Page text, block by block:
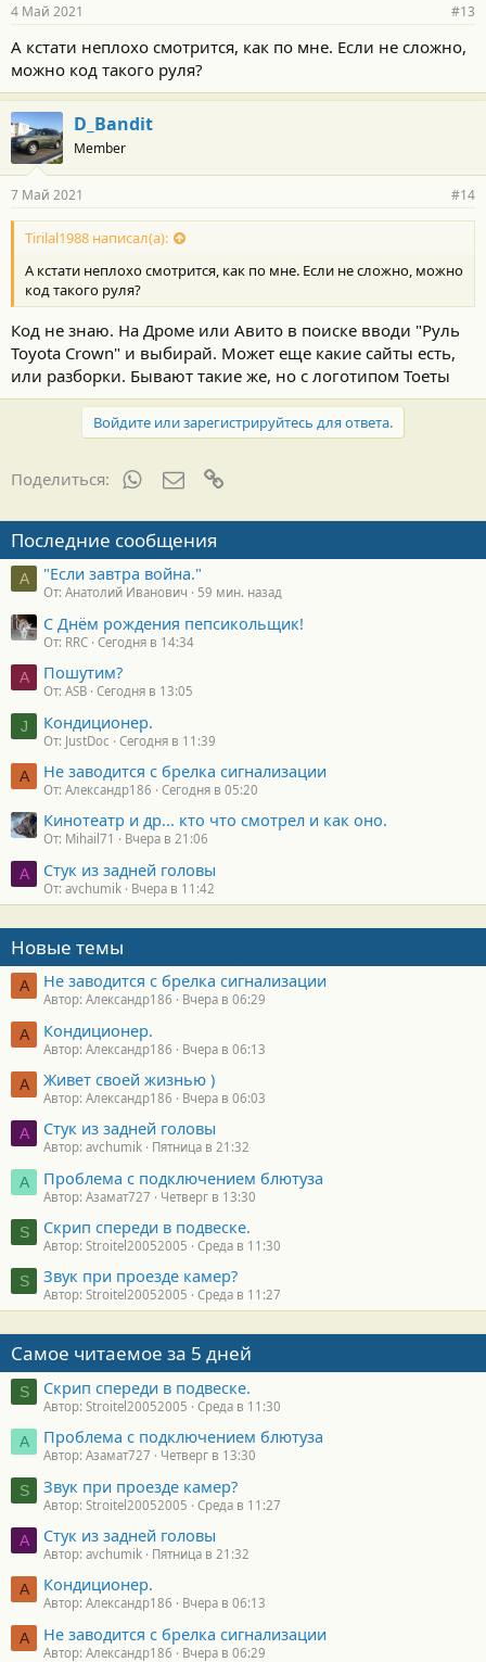
4 Май 2021 #13
А кстати неплохо смотрится, как по мне. Если не сложно,
можно код такого руля?
D_Bandit
Member
7 Май 2021 #14
Tirilal1988 написал(а):
А кстати неплохо смотрится, как по мне. Если не сложно, можно
код такого руля?
Код не знаю. На Дроме или Авито в поиске вводи "Руль
Toyota Crown" и выбирай. Может еще какие сайты есть,
или разборки. Бывают такие же, но с логотипом Тоеты
Войдите или зарегистрируйтесь для ответа.
Поделиться: WhatsAppЭлектронная почта
Последние сообщения
А "Если завтра война."
От: Анатолий Иванович 59 мин. назад
С Днём рождения пепсикольщик!
От: RRC Сегодня в 14:34
A Пошутим?
От: ASB Сегодня в 13:05
J Кондиционер.
От: JustDoc Сегодня в 11:39
А Не заводится с брелка сигнализации
От: Александр186 Сегодня в 05:20
Кинотеатр и др... кто что смотрел и как оно.
От: Mihail71 Вчера в 21:06
A Стук из задней головы
От: avchumik Вчера в 11:42
Новые темы
А Не заводится с брелка сигнализации
Автор: Александр186 Вчера в 06:29
А Кондиционер.
Автор: Александр186 Вчера в 06:13
А Живет своей жизнью )
Автор: Александр186 Вчера в 06:03
A Стук из задней головы
Автор: avchumik Пятница в 21:32
А Проблема с подключением блютуза
Автор: Азамат727 Четверг в 13:30
S Скрип спереди в подвеске.
Автор: Stroitel20052005 Среда в 11:30
S Звук при проезде камер?
Автор: Stroitel20052005 Среда в 11:27
Самое читаемое за 5 дней
S Скрип спереди в подвеске.
Автор: Stroitel20052005 Среда в 11:30
А Проблема с подключением блютуза
Автор: Азамат727 Четверг в 13:30
S Звук при проезде камер?
Автор: Stroitel20052005 Среда в 11:27
A Стук из задней головы
Автор: avchumik Пятница в 21:32
А Кондиционер.
Автор: Александр186 Вчера в 06:13
А Не заводится с брелка сигнализации
Автор: Александр186 Вчера в 06:29